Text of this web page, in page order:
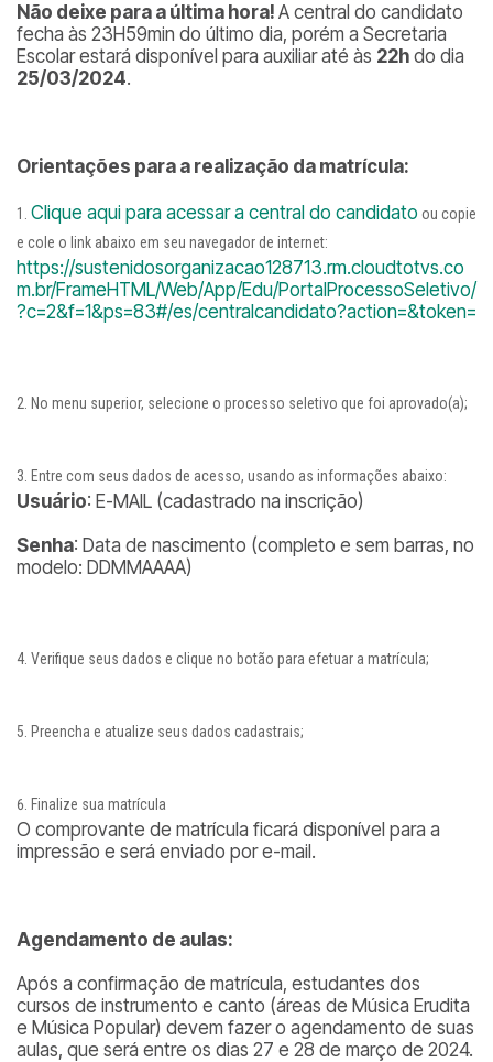
Não deixe para a última hora! A central do candidato
fecha às 23H59min do último dia, porém a Secretaria
Escolar estará disponível para auxiliar até às 22h do dia
25/03/2024.
Orientações para a realização da matrícula:
Clique aqui para acessar a central do candidato ou copie
e cole o link abaixo em seu navegador de internet:
https://sustenidosorganizacao128713.rm.cloudtotvs.co
m.br/FrameHTML/Web/App/Edu/PortalProcessoSeletivo/
?c=2&f=1&ps=83#/es/centralcandidato?action=&token=
No menu superior, selecione o processo seletivo que foi aprovado(a);
Entre com seus dados de acesso, usando as informações abaixo:
Usuário: E-MAIL (cadastrado na inscrição)
Senha: Data de nascimento (completo e sem barras, no
modelo: DDMMAAAA)
Verifique seus dados e clique no botão para efetuar a matrícula;
Preencha e atualize seus dados cadastrais;
Finalize sua matrícula
O comprovante de matrícula ficará disponível para a
impressão e será enviado por e-mail.
Agendamento de aulas:
Após a confirmação de matrícula, estudantes dos
cursos de instrumento e canto (áreas de Música Erudita
e Música Popular) devem fazer o agendamento de suas
aulas, que será entre os dias 27 e 28 de março de 2024.